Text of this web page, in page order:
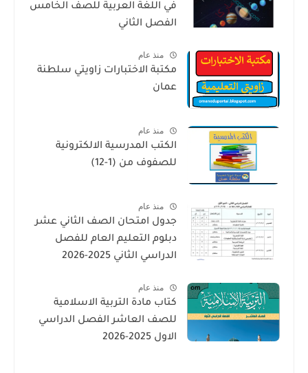
في اللغة العربية للصف الخامس
الفصل الثاني
منذ عام
مكتبة الاختبارات زاويتي سلطنة
عمان
منذ عام
الكتب المدرسية الالكترونية
للصفوف من (1-12)
منذ عام
جدول امتحان الصف الثاني عشر
دبلوم التعليم العام للفصل
الدراسي الثاني 2025-2026
منذ عام
كتاب مادة التربية الاسلامية
للصف العاشر الفصل الدراسي
الاول 2025-2026